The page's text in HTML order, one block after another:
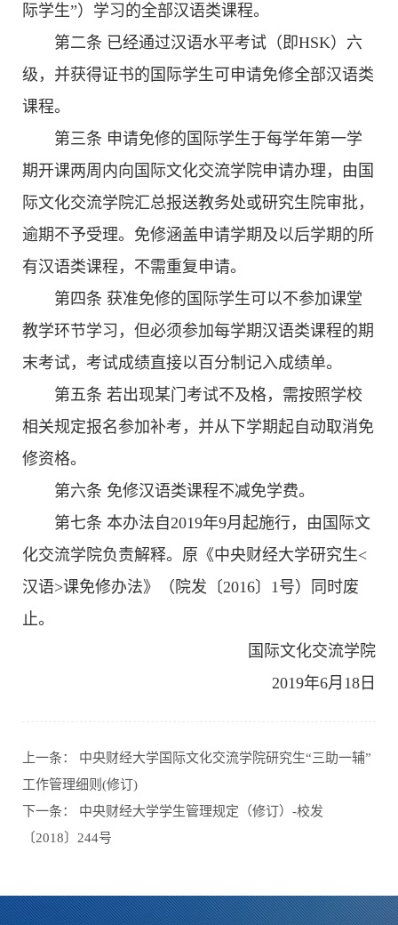
际学生”）学习的全部汉语类课程。
第二条 已经通过汉语水平考试（即HSK）六
级，并获得证书的国际学生可申请免修全部汉语类
课程。
第三条 申请免修的国际学生于每学年第一学
期开课两周内向国际文化交流学院申请办理，由国
际文化交流学院汇总报送教务处或研究生院审批，
逾期不予受理。免修涵盖申请学期及以后学期的所
有汉语类课程，不需重复申请。
第四条 获准免修的国际学生可以不参加课堂
教学环节学习，但必须参加每学期汉语类课程的期
末考试，考试成绩直接以百分制记入成绩单。
第五条 若出现某门考试不及格，需按照学校
相关规定报名参加补考，并从下学期起自动取消免
修资格。
第六条 免修汉语类课程不减免学费。
第七条 本办法自2019年9月起施行，由国际文
化交流学院负责解释。原《中央财经大学研究生<
汉语>课免修办法》（院发〔2016〕1号）同时废
止。
国际文化交流学院
2019年6月18日
上一条： 中央财经大学国际文化交流学院研究生“三助一辅”
工作管理细则(修订)
下一条： 中央财经大学学生管理规定（修订）-校发
〔2018〕244号